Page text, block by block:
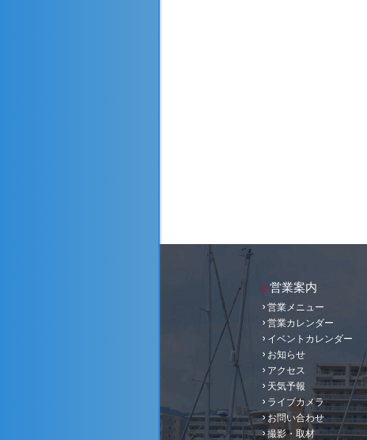
営業案内
営業メニュー
営業カレンダー
イベントカレンダー
お知らせ
アクセス
天気予報
ライブカメラ
お問い合わせ
撮影・取材